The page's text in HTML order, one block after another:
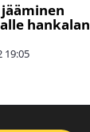
hankalan
19:05